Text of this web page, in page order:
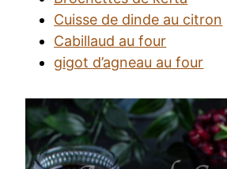
Cuisse de dinde au citron
Cabillaud au four
gigot d’agneau au four